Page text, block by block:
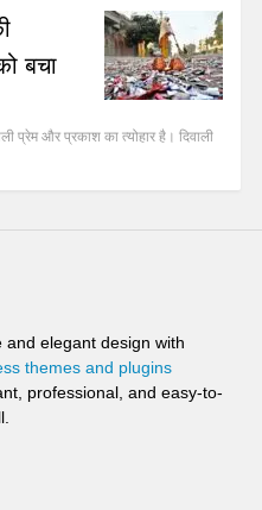
बचा
प्रेम और प्रकाश का त्योहार है। दिवाली
elegant design with
themes and plugins
professional, and easy-to-